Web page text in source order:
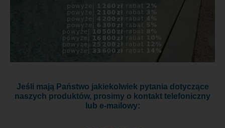
Jeśli mają Państwo jakiekolwiek pytania dotyczące
naszych produktów, prosimy o kontakt telefoniczny
lub e-mailowy: